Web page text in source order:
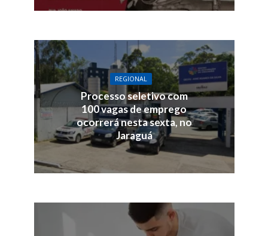
REGIONAL
Processo seletivo com
100 vagas de emprego
ocorrerá nesta sexta, no
Jaraguá